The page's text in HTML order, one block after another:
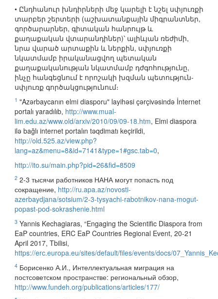
• Ընդհանուր խնդիրների մեջ կարելի է նշել սփյուռքի
տարբեր շերտերի (աշխատանքային միգրանտներ,
գործարարներ, գիտական հանրույթ և
քաղաքական վտարանդիներ)՝ ալիևյան ռեժիմի,
նրա վարած արտաքին և ներքին, սփյուռքի
նկատմամբ իրականացվող պետական
քաղաքականության նկատմամբ դժգոհությունը,
ինչը հանգեցնում է որոշակի խզման պետություն-
սփյուռք գործակցությունում։
1 "Azərbaycanın elmi diasporu" layihəsi çərçivəsində İnternet
portalı yaradılıb, http://www.mual-
lim.edu.az/www.old/arxiv/2010/09/09-18.htm, Elmi diaspora
ilə bağlı internet portalın təqdimatı keçirildi,
http://old.525.az/view.php?
lang=az&menu=8&id=7141&type=1#gsc.tab=0,
http://ito.su/main.php?pid=26&fid=8509
2 2-3 тысячи работников НАНА могут попасть под
сокращение, http://ru.apa.az/novosti-
azerbaydjana/sotsium/2-3-tysyachi-rabotnikov-nana-mogut-
popast-pod-sokrashenie.html
3 Yannis Kechagiaras, “Engaging the Scientific Diaspora from
EaP countries, ERC EaP Countries Regional Event, 20-21
April 2017, Tbilisi,
https://erc.europa.eu/sites/default/files/events/docs/
4 Борисенко А.И., Интеллектуальная миграция на
постсоветском пространстве: региональный обзор,
http://www.fundeh.org/publications/articles/177/